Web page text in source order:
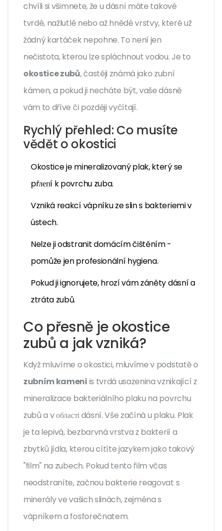
chvíli si všimnete, že u dásní máte takové
tvrdé, nažlutlé nebo až hnědé vrstvy, které už
žádný kartáček nepohne. To není jen
nečistota, kterou lze spláchnout vodou. Je to
okostice zubů, častěji známá jako zubní
kámen, a pokud ji necháte být, vaše dásně
vám to dříve či později vyčítají.
Rychlý přehled: Co musíte
vědět o okostici
Okostice je mineralizovaný plak, který se
přлепí k povrchu zuba.
Vzniká reakcí vápníku ze slin s bakteriemi v
ústech.
Nelze ji odstranit domácím čištěním -
pomůže jen profesionální hygiena.
Pokud ji ignorujete, hrozí vám záněty dásní a
ztráta zubů.
Co přesně je okostice
zubů a jak vzniká?
Když mluvíme o okostici, mluvíme v podstatě o
zubním kameni is tvrdá usazenina vznikající z
mineralizace bakteriálního plaku na povrchu
zubů a v області dásní. Vše začíná u plaku. Plak
je ta lepivá, bezbarvná vrstva z bakterií a
zbytků jídla, kterou cítíte jazykem jako takový
"film" na zubech. Pokud tento film včas
neodstraníte, začnou bakterie reagovat s
minerály ve vašichslinách, zejména s
vápníkem a fosforečnatem.